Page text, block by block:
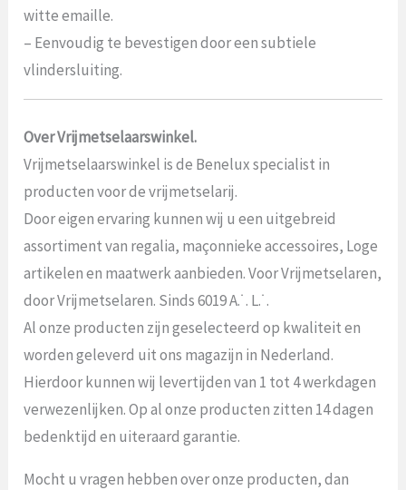
witte emaille.
– Eenvoudig te bevestigen door een subtiele
vlindersluiting.
Over Vrijmetselaarswinkel.
Vrijmetselaarswinkel is de Benelux specialist in
producten voor de vrijmetselarij.
Door eigen ervaring kunnen wij u een uitgebreid
assortiment van regalia, maçonnieke accessoires, Loge
artikelen en maatwerk aanbieden. Voor Vrijmetselaren,
door Vrijmetselaren. Sinds 6019 A.˙. L.˙.
Al onze producten zijn geselecteerd op kwaliteit en
worden geleverd uit ons magazijn in Nederland.
Hierdoor kunnen wij levertijden van 1 tot 4 werkdagen
verwezenlijken. Op al onze producten zitten 14 dagen
bedenktijd en uiteraard garantie.
Mocht u vragen hebben over onze producten, dan